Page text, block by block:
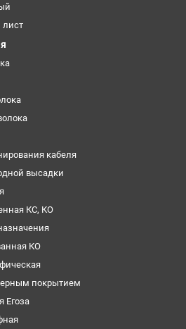
лист
кабеля
высадки
КС, КО
КО
покрытием
Егоза